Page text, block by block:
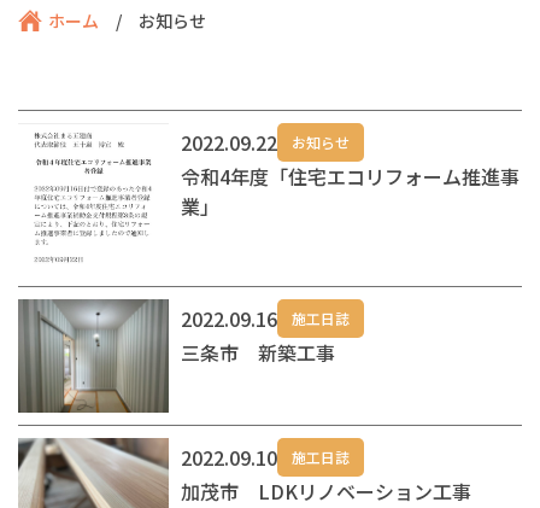
ホーム / お知らせ
2022.09.22 お知らせ
令和4年度「住宅エコリフォーム推進事
業」
2022.09.16 施工日誌
三条市 新築工事
2022.09.10 施工日誌
加茂市 LDKリノベーション工事